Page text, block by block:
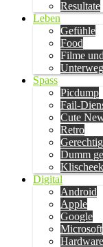
Resultate
Leben
Gefühle
Food
Filme
Spass
Picdump
Fail-
Cute
Retro
Dumm
Digital
Android
Apple
Google
Microsoft